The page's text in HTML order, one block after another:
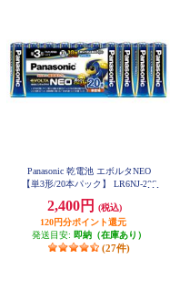
Panasonic 乾電池 エボルタNEO
【単3形/20本パック】 LR6NJ-20S
2,400円
(税込)
120円分ポイント還元
発送目安: 即納（在庫あり）
(27件)